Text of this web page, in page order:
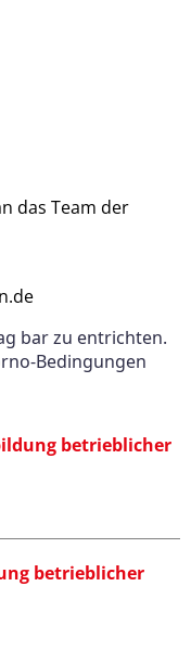
das Team der
bar zu entrichten.
Bedingungen
betrieblicher
betrieblicher